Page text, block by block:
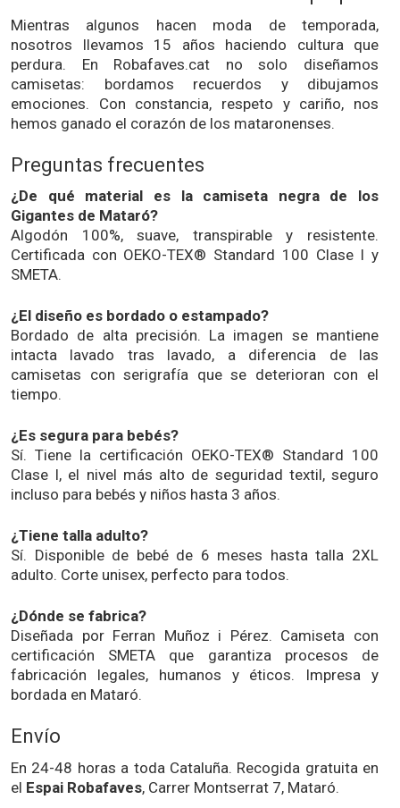
Mientras algunos hacen moda de temporada,
nosotros llevamos 15 años haciendo cultura que
perdura. En Robafaves.cat no solo diseñamos
camisetas: bordamos recuerdos y dibujamos
emociones. Con constancia, respeto y cariño, nos
hemos ganado el corazón de los mataronenses.
Preguntas frecuentes
¿De qué material es la camiseta negra de los
Gigantes de Mataró?
Algodón 100%, suave, transpirable y resistente.
Certificada con OEKO-TEX® Standard 100 Clase I y
SMETA.
¿El diseño es bordado o estampado?
Bordado de alta precisión. La imagen se mantiene
intacta lavado tras lavado, a diferencia de las
camisetas con serigrafía que se deterioran con el
tiempo.
¿Es segura para bebés?
Sí. Tiene la certificación OEKO-TEX® Standard 100
Clase I, el nivel más alto de seguridad textil, seguro
incluso para bebés y niños hasta 3 años.
¿Tiene talla adulto?
Sí. Disponible de bebé de 6 meses hasta talla 2XL
adulto. Corte unisex, perfecto para todos.
¿Dónde se fabrica?
Diseñada por Ferran Muñoz i Pérez. Camiseta con
certificación SMETA que garantiza procesos de
fabricación legales, humanos y éticos. Impresa y
bordada en Mataró.
Envío
En 24-48 horas a toda Cataluña. Recogida gratuita en
el Espai Robafaves, Carrer Montserrat 7, Mataró.